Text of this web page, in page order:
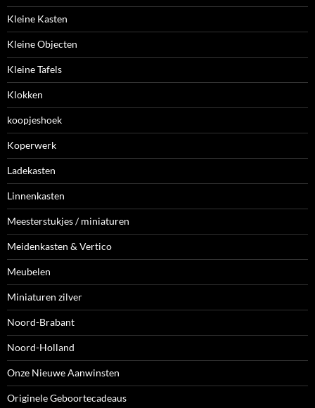
Kleine Kasten
Kleine Objecten
Kleine Tafels
Klokken
koopjeshoek
Koperwerk
Ladekasten
Linnenkasten
Meesterstukjes / miniaturen
Meidenkasten & Vertico
Meubelen
Miniaturen zilver
Noord-Brabant
Noord-Holland
Onze Nieuwe Aanwinsten
Originele Geboortecadeaus